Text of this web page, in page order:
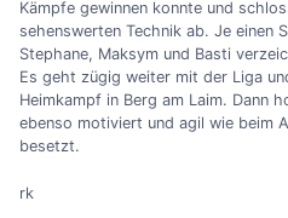
Kämpfe gewinnen konnte und
sehenswerten Technik ab. Je einen
Stephane, Maksym und Basti
Es geht zügig weiter mit der Liga
Heimkampf in Berg am Laim. Dann
ebenso motiviert und agil wie beim
besetzt.
rk